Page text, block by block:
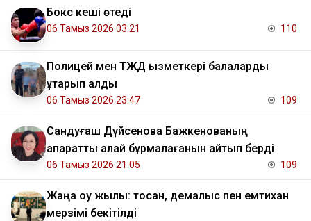
Бокс кеші өтеді
06 Тамыз 2026 03:21 110
Полицей мен ТЖД қызметкері балаларды
құтқарып қалды
06 Тамыз 2026 23:47 109
Сандуғаш Дүйсенова Бажкенованың
ақпаратты қалай бұрмалағанын айтып берді
06 Тамыз 2026 21:05 109
Жаңа оқу жылы: тоқсан, демалыс пен емтихан
мерзімі бекітілді